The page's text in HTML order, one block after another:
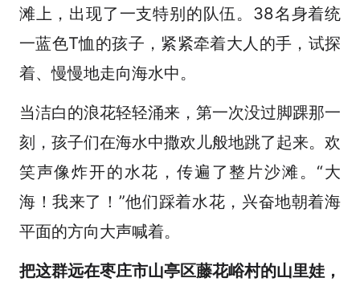
滩上，出现了一支特别的队伍。38名身着统
一蓝色T恤的孩子，紧紧牵着大人的手，试探
着、慢慢地走向海水中。
当洁白的浪花轻轻涌来，第一次没过脚踝那一
刻，孩子们在海水中撒欢儿般地跳了起来。欢
笑声像炸开的水花，传遍了整片沙滩。“大
海！我来了！”他们踩着水花，兴奋地朝着海
平面的方向大声喊着。
把这群远在枣庄市山亭区藤花峪村的山里娃，